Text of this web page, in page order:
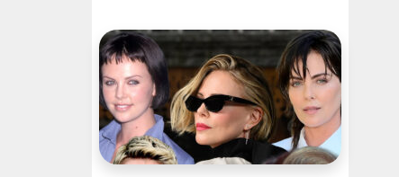
مدرن یا حتی کاملاً ساختارشکن به نظر برسد.
شناخت انواع پاشنه کفش زنانه انتخاب را
هوشمندانه‌تر می‌کند. هر پاشنه روی فرم کفش،...